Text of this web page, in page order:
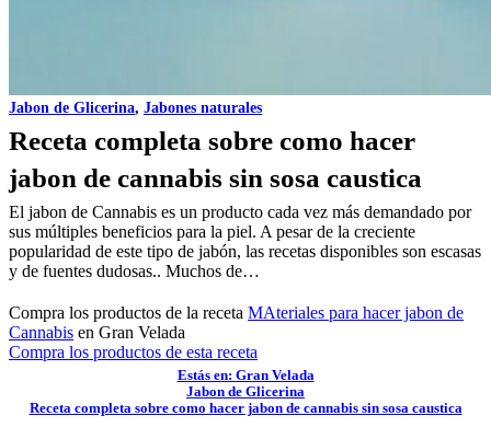
Jabon de Glicerina, Jabones naturales
Receta completa sobre como hacer
jabon de cannabis sin sosa caustica
El jabon de Cannabis es un producto cada vez más demandado por
sus múltiples beneficios para la piel. A pesar de la creciente
popularidad de este tipo de jabón, las recetas disponibles son escasas
y de fuentes dudosas.. Muchos de…
Compra los productos de la receta MAteriales para hacer jabon de
Cannabis en Gran Velada
Compra los productos de esta receta
Estás en: Gran Velada
Jabon de Glicerina
Receta completa sobre como hacer jabon de cannabis sin sosa caustica